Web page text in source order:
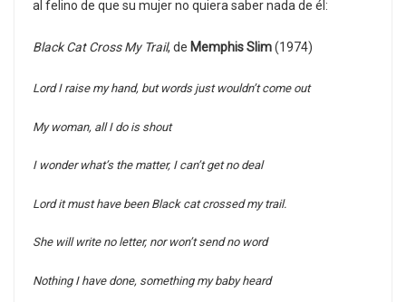
al felino de que su mujer no quiera saber nada de él:
Black Cat Cross My Trail, de Memphis Slim(1974)
Lord I raise my hand, but words just wouldn’t come out
My woman, all I do is shout
I wonder what’s the matter, I can’t get no deal
Lord it must have been Black cat crossed my trail.
She will write no letter, nor won’t send no word
Nothing I have done, something my baby heard